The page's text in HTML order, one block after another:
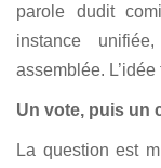
parole dudit
instance
assemblée.
Un vote, puis un
La question est